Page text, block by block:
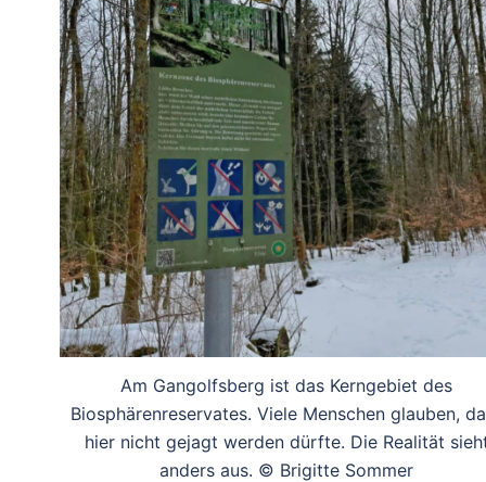
Am Gangolfsberg ist das Kerngebiet des
Biosphärenreservates. Viele Menschen glauben,
hier nicht gejagt werden dürfte. Die Realität
anders aus. © Brigitte Sommer